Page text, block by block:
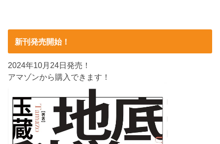
新刊発売開始！
2024年10月24日発売！
アマゾンから購入できます！